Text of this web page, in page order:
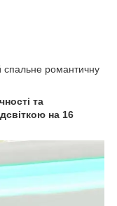
спальне романтичну
та
на 16